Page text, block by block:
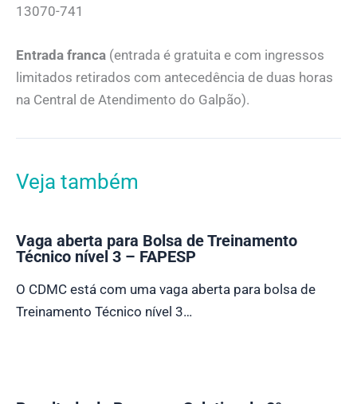
13070-741
Entrada franca (entrada é gratuita e com ingressos
limitados retirados com antecedência de duas horas
na Central de Atendimento do Galpão).
Veja também
Vaga aberta para Bolsa de Treinamento
Técnico nível 3 – FAPESP
O CDMC está com uma vaga aberta para bolsa de
Treinamento Técnico nível 3…